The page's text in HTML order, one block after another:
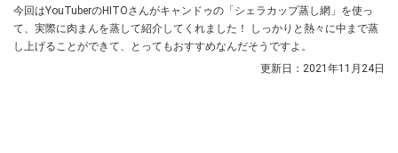
今回はYouTuberのHITOさんがキャンドゥの「シェラカップ蒸し網」を使っ
て、実際に肉まんを蒸して紹介してくれました！ しっかりと熱々に中まで蒸
し上げることができて、とってもおすすめなんだそうですよ。
更新日： 2021年11月24日